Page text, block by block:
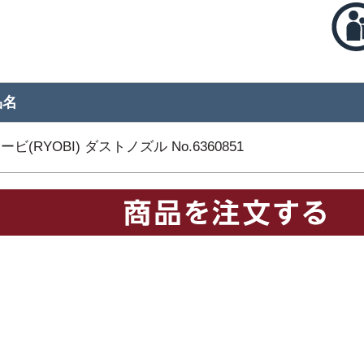
ビ(RYOBI) ダストノズル No.6360851